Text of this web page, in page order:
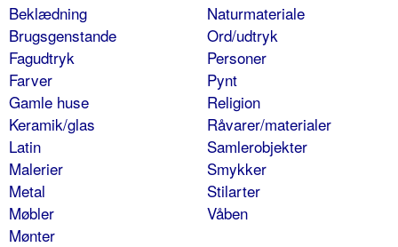
Beklædning
Brugsgenstande
Fagudtryk
Farver
Gamle huse
Keramik/glas
Latin
Malerier
Metal
Møbler
Mønter
Naturmateriale
Ord/udtryk
Personer
Pynt
Religion
Råvarer/materialer
Samlerobjekter
Smykker
Stilarter
Våben